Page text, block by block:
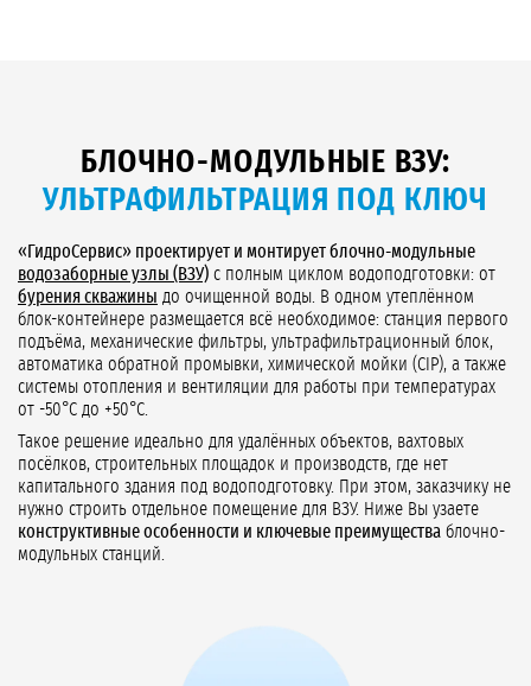
БЛОЧНО-МОДУЛЬНЫЕ ВЗУ:
УЛЬТРАФИЛЬТРАЦИЯ ПОД КЛЮЧ
«ГидроСервис» проектирует и монтирует блочно-модульные
водозаборные узлы (ВЗУ) с полным циклом водоподготовки: от
бурения скважины до очищенной воды. В одном утеплённом
блок-контейнере размещается всё необходимое: станция первого
подъёма, механические фильтры, ультрафильтрационный блок,
автоматика обратной промывки, химической мойки (CIP), а также
системы отопления и вентиляции для работы при температурах
от -50°C до +50°C.
Такое решение идеально для удалённых объектов, вахтовых
посёлков, строительных площадок и производств, где нет
капитального здания под водоподготовку. При этом, заказчику не
нужно строить отдельное помещение для ВЗУ. Ниже Вы узаете
конструктивные особенности и ключевые преимущества блочно-
модульных станций.